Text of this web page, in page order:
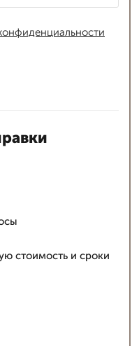
стоимость и сроки